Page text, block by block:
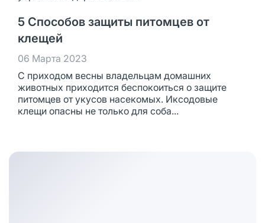
5 Способов защиты питомцев от
клещей
06 Марта 2023
С приходом весны владельцам домашних
животных приходится беспокоиться о защите
питомцев от укусов насекомых. Иксодовые
клещи опасны не только для соба...